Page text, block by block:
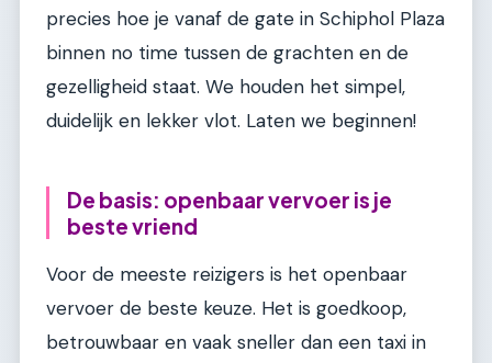
precies hoe je vanaf de gate in Schiphol Plaza
binnen no time tussen de grachten en de
gezelligheid staat. We houden het simpel,
duidelijk en lekker vlot. Laten we beginnen!
De basis: openbaar vervoer is je
beste vriend
Voor de meeste reizigers is het openbaar
vervoer de beste keuze. Het is goedkoop,
betrouwbaar en vaak sneller dan een taxi in